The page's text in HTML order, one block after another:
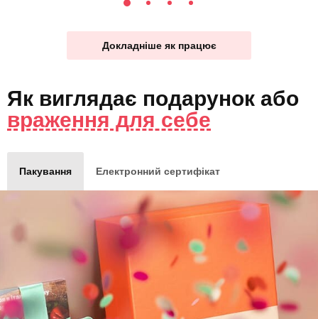
Докладніше як працює
Як виглядає подарунок або
враження для себе
Пакування Електронний сертифікат